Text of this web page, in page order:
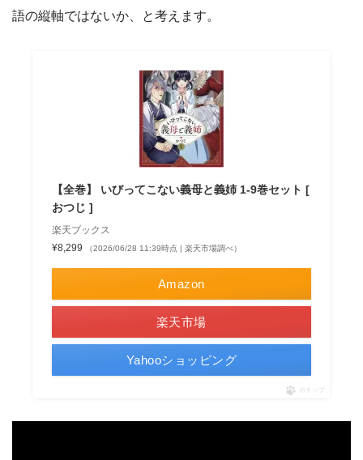
語の縦軸ではないか、と考えます。
【全巻】 いびってこない義母と義姉 1-9巻セット [
おつじ ]
楽天ブックス
¥8,299
（2026/06/28 11:39時点 | 楽天市場調べ）
Amazon
楽天市場
Yahooショッピング
ポチップ